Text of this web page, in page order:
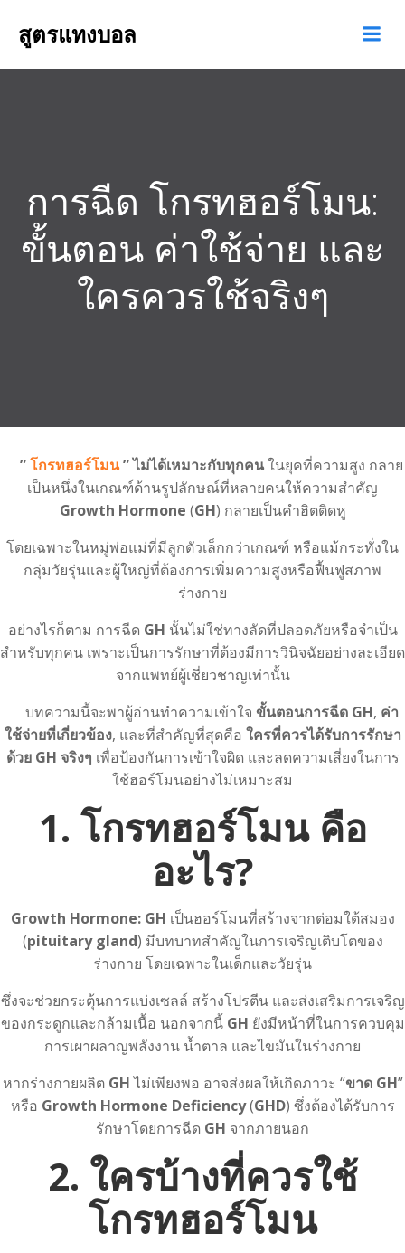
สูตรแทงบอล
การฉีด โกรทฮอร์โมน:
ขั้นตอน ค่าใช้จ่าย และ
ใครควรใช้จริงๆ
”โกรทฮอร์โมน” ไม่ได้เหมาะกับทุกคนในยุคที่ความสูง กลาย
เป็นหนึ่งในเกณฑ์ด้านรูปลักษณ์ที่หลายคนให้ความสำคัญ
Growth Hormone (GH) กลายเป็นคำฮิตติดหู
โดยเฉพาะในหมู่พ่อแม่ที่มีลูกตัวเล็กกว่าเกณฑ์ หรือแม้กระทั่งใน
กลุ่มวัยรุ่นและผู้ใหญ่ที่ต้องการเพิ่มความสูงหรือฟื้นฟูสภาพ
ร่างกาย
อย่างไรก็ตาม การฉีด GH นั้นไม่ใช่ทางลัดที่ปลอดภัยหรือจำเป็น
สำหรับทุกคน เพราะเป็นการรักษาที่ต้องมีการวินิจฉัยอย่างละเอียด
จากแพทย์ผู้เชี่ยวชาญเท่านั้น
บทความนี้จะพาผู้อ่านทำความเข้าใจ ขั้นตอนการฉีด GH, ค่า
ใช้จ่ายที่เกี่ยวข้อง, และที่สำคัญที่สุดคือ ใครที่ควรได้รับการรักษา
ด้วย GH จริงๆ เพื่อป้องกันการเข้าใจผิด และลดความเสี่ยงในการ
ใช้ฮอร์โมนอย่างไม่เหมาะสม
1. โกรทฮอร์โมน คือ
อะไร?
Growth Hormone: GH เป็นฮอร์โมนที่สร้างจากต่อมใต้สมอง
(pituitary gland) มีบทบาทสำคัญในการเจริญเติบโตของ
ร่างกาย โดยเฉพาะในเด็กและวัยรุ่น
ซึ่งจะช่วยกระตุ้นการแบ่งเซลล์ สร้างโปรตีน และส่งเสริมการเจริญ
ของกระดูกและกล้ามเนื้อ นอกจากนี้ GH ยังมีหน้าที่ในการควบคุม
การเผาผลาญพลังงาน น้ำตาล และไขมันในร่างกาย
หากร่างกายผลิตGHไม่เพียงพอ อาจส่งผลให้เกิดภาวะ “ขาด GH”
หรือ Growth Hormone Deficiency(GHD) ซึ่งต้องได้รับการ
รักษาโดยการฉีด GH จากภายนอก
2. ใครบ้างที่ควรใช้
โกรทฮอร์โมน